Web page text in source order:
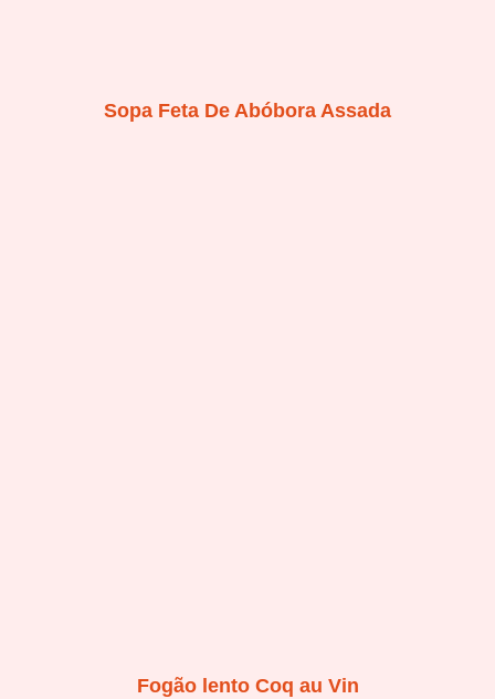
Sopa Feta De Abóbora Assada
Fogão lento Coq au Vin